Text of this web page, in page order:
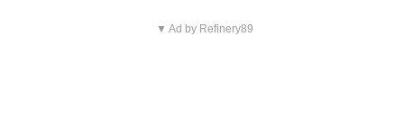
▼ Ad by Refinery89